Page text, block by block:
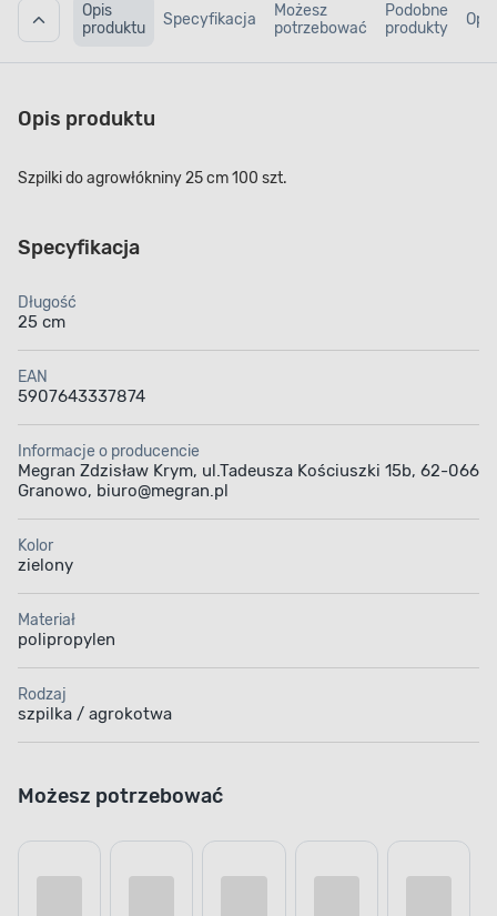
Opis
produktu
Specyfikacja
Możesz
potrzebować
Podobne
produkty
Opis produktu
Szpilki do agrowłókniny 25 cm 100 szt.
Specyfikacja
Długość
25 cm
EAN
5907643337874
Informacje o producencie
Megran Zdzisław Krym, ul.Tadeusza Kościuszki 15b, 62-066
Granowo, biuro@megran.pl
Kolor
zielony
Materiał
polipropylen
Rodzaj
szpilka / agrokotwa
Możesz potrzebować